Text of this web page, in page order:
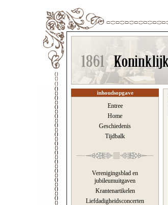
inhoudsopgave
Entree
Home
Geschiedenis
Tijdbalk
Verenigingsblad en
jubileumuitgaven
Krantenartikelen
Liefdadigheidsconcerten